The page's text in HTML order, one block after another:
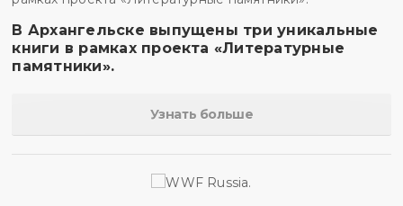
В Архангельске выпущены три уникальные
книги в рамках проекта «Литературные
памятники».
Узнать больше